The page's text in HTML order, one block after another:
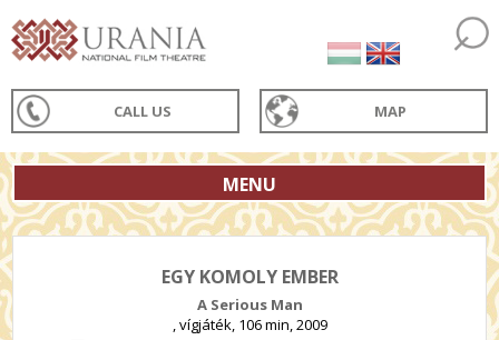
CALL US MAP
MENU
EGY KOMOLY EMBER
A Serious Man
, vígjáték, 106 min, 2009